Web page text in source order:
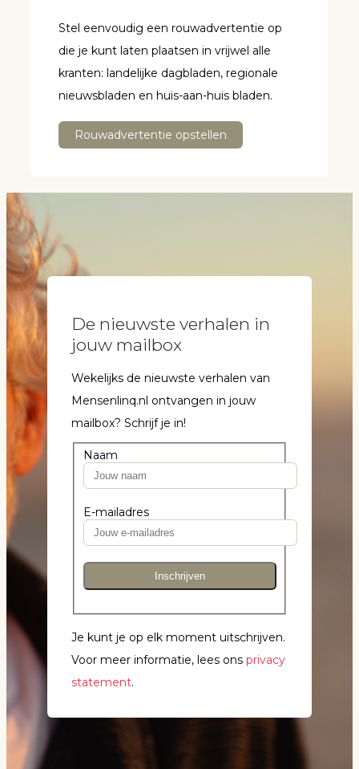
Stel eenvoudig een rouwadvertentie op
die je kunt laten plaatsen in vrijwel alle
kranten: landelijke dagbladen, regionale
nieuwsbladen en huis-aan-huis bladen.
Rouwadvertentie opstellen
De nieuwste verhalen in
jouw mailbox
Wekelijks de nieuwste verhalen van
Mensenlinq.nl ontvangen in jouw
mailbox? Schrijf je in!
Naam
E-mailadres
Inschrijven
Je kunt je op elk moment uitschrijven.
Voor meer informatie, lees ons privacy
statement.